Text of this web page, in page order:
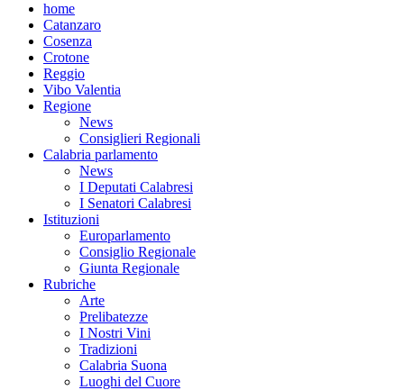
home
Catanzaro
Cosenza
Crotone
Reggio
Vibo Valentia
Regione
News
Consiglieri Regionali
Calabria parlamento
News
I Deputati Calabresi
I Senatori Calabresi
Istituzioni
Europarlamento
Consiglio Regionale
Giunta Regionale
Rubriche
Arte
Prelibatezze
I Nostri Vini
Tradizioni
Calabria Suona
Luoghi del Cuore